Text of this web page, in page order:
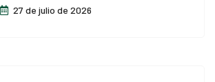
27 de julio de 2026